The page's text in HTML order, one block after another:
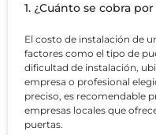
1. ¿Cuánto se cobra
El costo de instalación de
factores como el tipo de
dificultad de instalación,
empresa o profesional
preciso, es recomendable
empresas locales que
puertas.